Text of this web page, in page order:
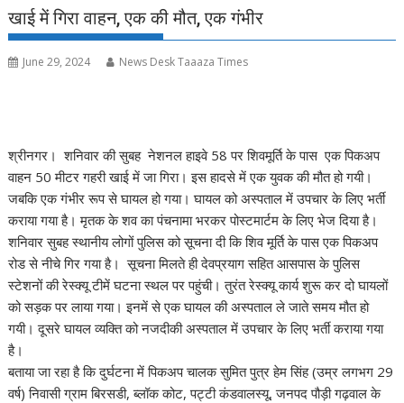
खाई में गिरा वाहन, एक की मौत, एक गंभीर
June 29, 2024 News Desk Taaaza Times
श्रीनगर। शनिवार की सुबह नेशनल हाइवे 58 पर शिवमूर्ति के पास एक पिकअप
वाहन 50 मीटर गहरी खाई में जा गिरा। इस हादसे में एक युवक की मौत हो गयी।
जबकि एक गंभीर रूप से घायल हो गया। घायल को अस्पताल में उपचार के लिए भर्ती
कराया गया है। मृतक के शव का पंचनामा भरकर पोस्टमार्टम के लिए भेज दिया है।
शनिवार सुबह स्थानीय लोगों पुलिस को सूचना दी कि शिव मूर्ति के पास एक पिकअप
रोड से नीचे गिर गया है। सूचना मिलते ही देवप्रयाग सहित आसपास के पुलिस
स्टेशनों की रेस्क्यू टीमें घटना स्थल पर पहुंची। तुरंत रेस्क्यू कार्य शुरू कर दो घायलों
को सड़क पर लाया गया। इनमें से एक घायल की अस्पताल ले जाते समय मौत हो
गयी। दूसरे घायल व्यक्ति को नजदीकी अस्पताल में उपचार के लिए भर्ती कराया गया
है।
बताया जा रहा है कि दुर्घटना में पिकअप चालक सुमित पुत्र हेम सिंह (उम्र लगभग 29
वर्ष) निवासी ग्राम बिरसडी, ब्लॉक कोट, पट्टी कंडवालस्यू, जनपद पौड़ी गढ़वाल के